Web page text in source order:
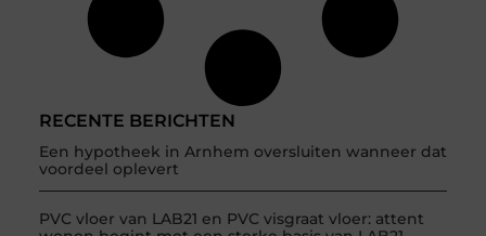
RECENTE BERICHTEN
Een hypotheek in Arnhem oversluiten wanneer dat
voordeel oplevert
PVC vloer van LAB21 en PVC visgraat vloer: attent